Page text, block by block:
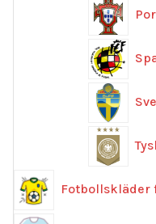
Fotbollskläder